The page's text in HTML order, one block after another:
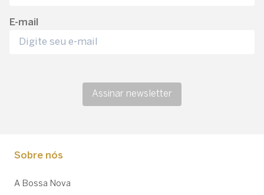
E-mail
Assinar newsletter
Sobre nós
A Bossa Nova